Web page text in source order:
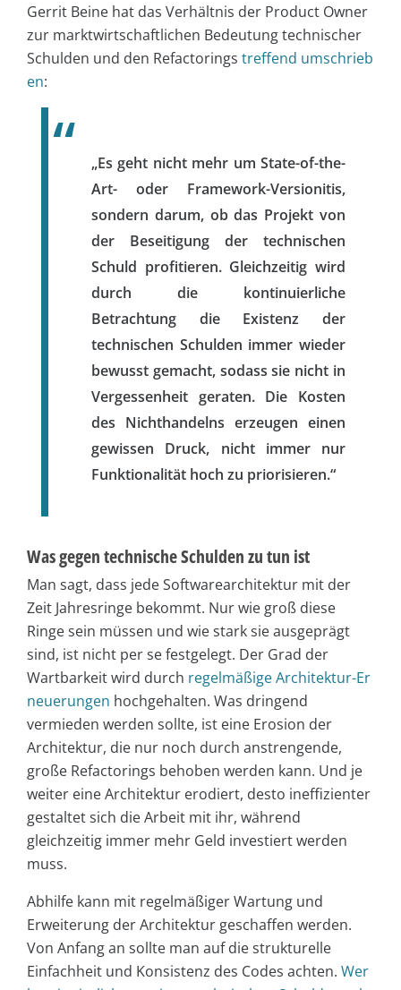
Gerrit Beine hat das Verhältnis der Product Owner
zur marktwirtschaftlichen Bedeutung technischer
Schulden und den Refactorings treffend umschrieb
en:
„Es geht nicht mehr um State-of-the-
Art- oder Framework-Versionitis,
sondern darum, ob das Projekt von
der Beseitigung der technischen
Schuld profitieren. Gleichzeitig wird
durch die kontinuierliche
Betrachtung die Existenz der
technischen Schulden immer wieder
bewusst gemacht, sodass sie nicht in
Vergessenheit geraten. Die Kosten
des Nichthandelns erzeugen einen
gewissen Druck, nicht immer nur
Funktionalität hoch zu priorisieren.“
Was gegen technische Schulden zu tun ist
Man sagt, dass jede Softwarearchitektur mit der
Zeit Jahresringe bekommt. Nur wie groß diese
Ringe sein müssen und wie stark sie ausgeprägt
sind, ist nicht per se festgelegt. Der Grad der
Wartbarkeit wird durch regelmäßige Architektur-Er
neuerungen hochgehalten. Was dringend
vermieden werden sollte, ist eine Erosion der
Architektur, die nur noch durch anstrengende,
große Refactorings behoben werden kann. Und je
weiter eine Architektur erodiert, desto ineffizienter
gestaltet sich die Arbeit mit ihr, während
gleichzeitig immer mehr Geld investiert werden
muss.
Abhilfe kann mit regelmäßiger Wartung und
Erweiterung der Architektur geschaffen werden.
Von Anfang an sollte man auf die strukturelle
Einfachheit und Konsistenz des Codes achten. Wer